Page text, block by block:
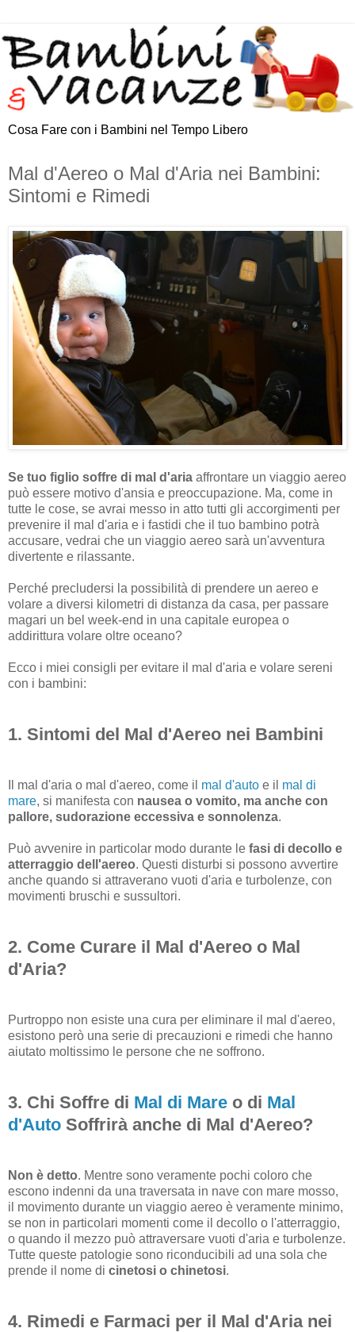
Cosa Fare con i Bambini nel Tempo Libero
Mal d'Aereo o Mal d'Aria nei Bambini:
Sintomi e Rimedi
Se tuo figlio soffre di mal d'aria affrontare un viaggio aereo
può essere motivo d'ansia e preoccupazione. Ma, come in
tutte le cose, se avrai messo in atto tutti gli accorgimenti per
prevenire il mal d'aria e i fastidi che il tuo bambino potrà
accusare, vedrai che un viaggio aereo sarà un'avventura
divertente e rilassante.
Perché precludersi la possibilità di prendere un aereo e
volare a diversi kilometri di distanza da casa, per passare
magari un bel week-end in una capitale europea o
addirittura volare oltre oceano?
Ecco i miei consigli per evitare il mal d'aria e volare sereni
con i bambini:
1. Sintomi del Mal d'Aereo nei Bambini
Il mal d'aria o mal d'aereo, come il mal d'auto e il mal di
mare, si manifesta con nausea o vomito, ma anche con
pallore, sudorazione eccessiva e sonnolenza.
Può avvenire in particolar modo durante le fasi di decollo e
atterraggio dell'aereo. Questi disturbi si possono avvertire
anche quando si attraverano vuoti d'aria e turbolenze, con
movimenti bruschi e sussultori.
2. Come Curare il Mal d'Aereo o Mal
d'Aria?
Purtroppo non esiste una cura per eliminare il mal d'aereo,
esistono però una serie di precauzioni e rimedi che hanno
aiutato moltissimo le persone che ne soffrono.
3. Chi Soffre di Mal di Mare o di Mal
d'Auto Soffrirà anche di Mal d'Aereo?
Non è detto. Mentre sono veramente pochi coloro che
escono indenni da una traversata in nave con mare mosso,
il movimento durante un viaggio aereo è veramente minimo,
se non in particolari momenti come il decollo o l'atterraggio,
o quando il mezzo può attraversare vuoti d'aria e turbolenze.
Tutte queste patologie sono riconducibili ad una sola che
prende il nome di cinetosi o chinetosi.
4. Rimedi e Farmaci per il Mal d'Aria nei